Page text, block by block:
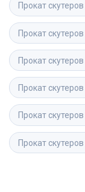
Прокат скутеров
Прокат скутеров
Прокат скутеров
Прокат скутеров
Прокат скутеров
Прокат скутеров